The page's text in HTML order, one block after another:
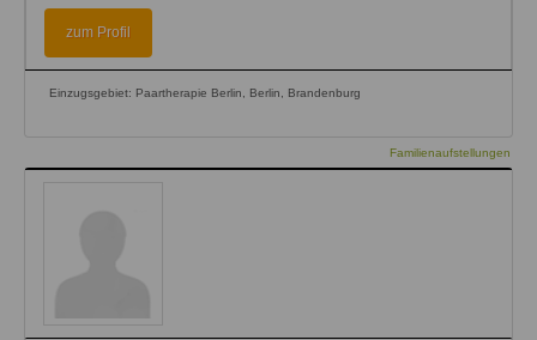
zum Profil
Einzugsgebiet: Paartherapie Berlin, Berlin, Brandenburg
Familienaufstellungen